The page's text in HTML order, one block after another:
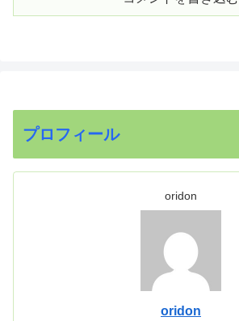
プロフィール
oridon
oridon